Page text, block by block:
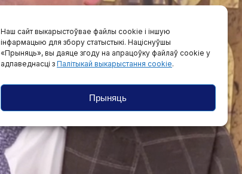
Наш сайт выкарыстоўвае файлы cookie і іншую
інфармацыю для збору статыстыкі. Націснуўшы
«Прыняць», вы даяце згоду на апрацоўку файлаў cookie у
адпаведнасці з Палітыкай выкарыстання cookie.
Прыняць